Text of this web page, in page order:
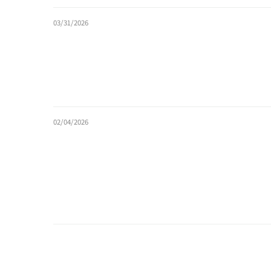
03/31/2026
02/04/2026